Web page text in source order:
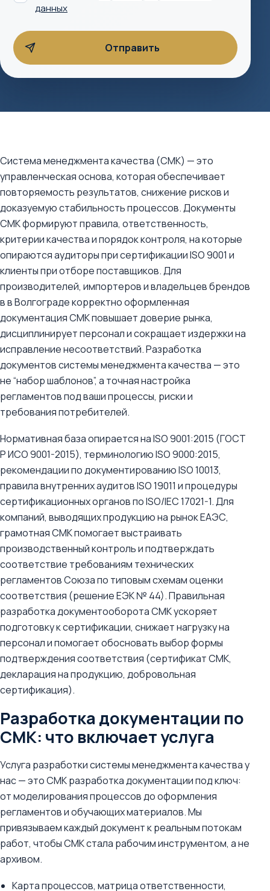
данных
Система менеджмента качества (СМК) — это
управленческая основа, которая обеспечивает
повторяемость результатов, снижение рисков и
доказуемую стабильность процессов. Документы
СМК формируют правила, ответственность,
критерии качества и порядок контроля, на которые
опираются аудиторы при сертификации ISO 9001 и
клиенты при отборе поставщиков. Для
производителей, импортеров и владельцев брендов
в в Волгограде корректно оформленная
документация СМК повышает доверие рынка,
дисциплинирует персонал и сокращает издержки на
исправление несоответствий. Разработка
документов системы менеджмента качества — это
не “набор шаблонов”, а точная настройка
регламентов под ваши процессы, риски и
требования потребителей.
Нормативная база опирается на ISO 9001:2015 (ГОСТ
Р ИСО 9001-2015), терминологию ISO 9000:2015,
рекомендации по документированию ISO 10013,
правила внутренних аудитов ISO 19011 и процедуры
сертификационных органов по ISO/IEC 17021-1. Для
компаний, выводящих продукцию на рынок ЕАЭС,
грамотная СМК помогает выстраивать
производственный контроль и подтверждать
соответствие требованиям технических
регламентов Союза по типовым схемам оценки
соответствия (решение ЕЭК № 44). Правильная
разработка документооборота СМК ускоряет
подготовку к сертификации, снижает нагрузку на
персонал и помогает обосновать выбор формы
подтверждения соответствия (сертификат СМК,
декларация на продукцию, добровольная
сертификация).
Разработка документации по
СМК: что включает услуга
Услуга разработки системы менеджмента качества у
нас — это СМК разработка документации под ключ:
от моделирования процессов до оформления
регламентов и обучающих материалов. Мы
привязываем каждый документ к реальным потокам
работ, чтобы СМК стала рабочим инструментом, а не
архивом.
Карта процессов, матрица ответственности,